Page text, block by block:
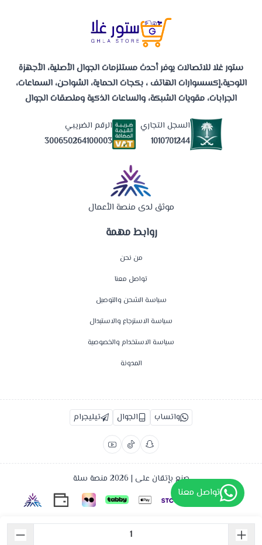
روابط مهمة
من نحن
تواصل معنا
سياسة الشحن والتوصيل
سياسة الاسترجاع والاستبدال
سياسة الاستخدام والخصوصية
المدونة
ستور غلا للاتصالات يوفر أحدث مستلزمات الجوال الأصلية، الأجهزة
اللوحية،إكسسوارات الهاتف ، بكجات الحماية، الشواحن، السماعات،
الجرابات، مقويات الشبكة، والساعات الذكية وملصقات الجوال
السجل التجاري
1010701244
الرقم الضريبي
300650264100003
موثق لدى منصة الأعمال
واتساب الجوال تيليجرام
صنع بإتقان على | 2026 منصة سلة
تواصل معنا